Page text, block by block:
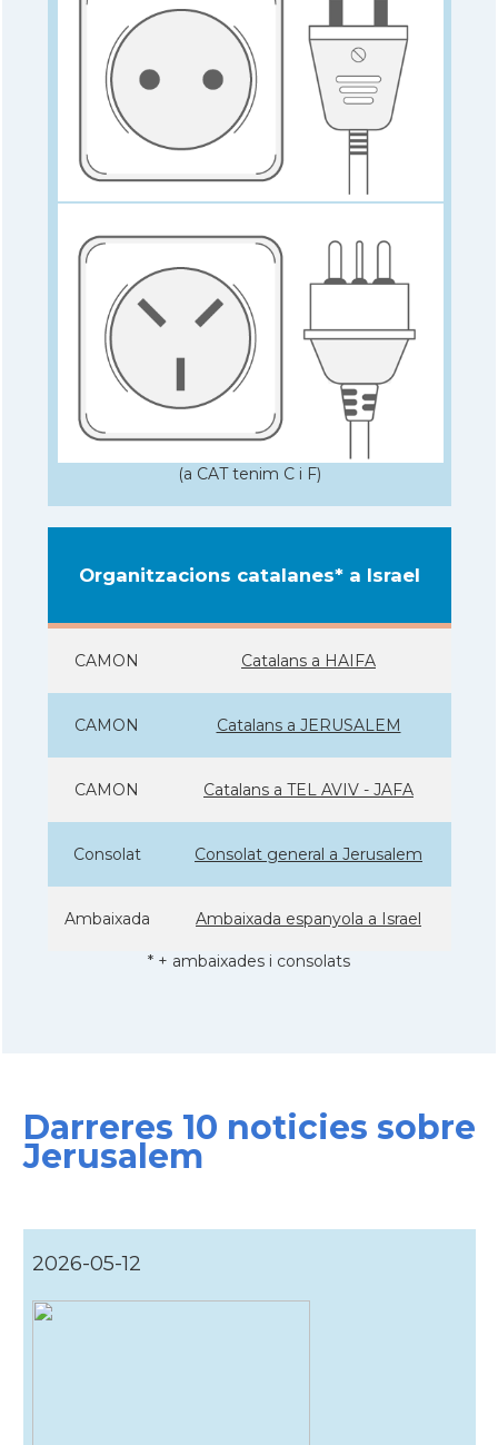
(a CAT tenim C i F)
Organitzacions catalanes* a Israel
CAMON Catalans a HAIFA
CAMON Catalans a JERUSALEM
CAMON Catalans a TEL AVIV - JAFA
Consolat Consolat general a Jerusalem
Ambaixada Ambaixada espanyola a Israel
* + ambaixades i consolats
Darreres 10 noticies sobre
Jerusalem
2026-05-12